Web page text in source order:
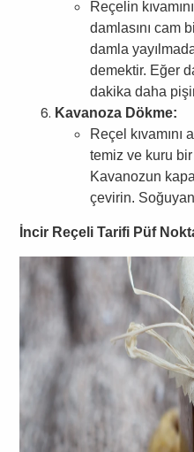
Reçelin
damlasını cam
damla
demektir. Eğer
dakika daha
Kavanoza Dökme:
Reçel kıvamını
temiz ve kuru
Kavanozun
çevirin.
İncir Reçeli Tarifi Püf